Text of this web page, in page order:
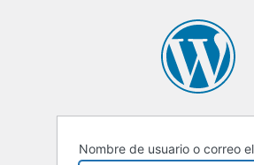
Nombre de usuario o correo